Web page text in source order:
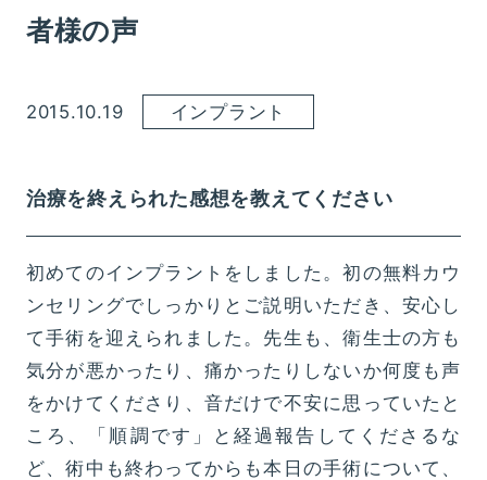
者様の声
2015.10.19 インプラント
治療を終えられた感想を教えてください
初めてのインプラントをしました。初の無料カウ
ンセリングでしっかりとご説明いただき、安心し
て手術を迎えられました。先生も、衛生士の方も
気分が悪かったり、痛かったりしないか何度も声
をかけてくださり、音だけで不安に思っていたと
ころ、「順調です」と経過報告してくださるな
ど、術中も終わってからも本日の手術について、